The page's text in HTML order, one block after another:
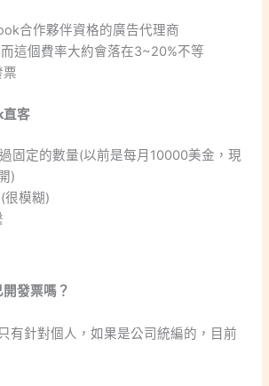
合作夥伴資格的廣告代理商
這個費率大約會落在3~20%不等
票
客
固定的數量(以前是每月10000美金，現
)
很模糊)
發票嗎？
有針對個人，如果是公司統編的，目前